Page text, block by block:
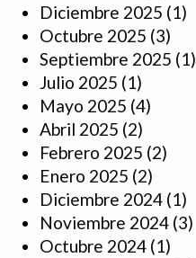
Diciembre 2025 (1)
Octubre 2025 (3)
Septiembre 2025 (1)
Julio 2025 (1)
Mayo 2025 (4)
Abril 2025 (2)
Febrero 2025 (2)
Enero 2025 (2)
Diciembre 2024 (1)
Noviembre 2024 (3)
Octubre 2024 (1)